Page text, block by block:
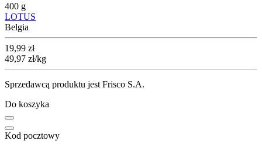
400 g
LOTUS
Belgia
Cena
19,99 zł
49,97 zł/kg
Sprzedawcą produktu jest Frisco S.A.
Do koszyka
Kod pocztowy